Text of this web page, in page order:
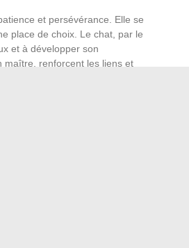
et persévérance. Elle se
place de choix. Le chat, par le
et à développer son
maître, renforcent les liens et